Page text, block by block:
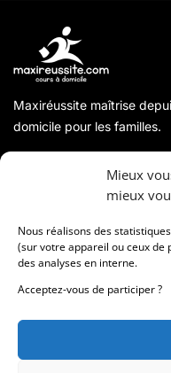
Mieux
mieux
Nous réalisons des
(sur votre appareil ou ceux
des analyses en interne.
Acceptez-vous de participer ?
Maxiréussite maîtrise
domicile pour les familles.
Coordonnées